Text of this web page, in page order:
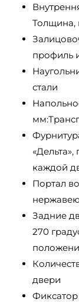
Толщина,
профиль
стали
каждой
Портал
Задние
270
двери